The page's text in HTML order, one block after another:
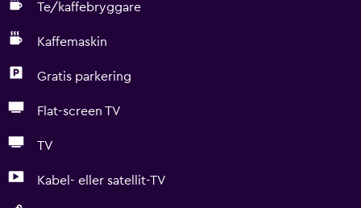
Te/kaffebryggare
Kaffemaskin
Gratis parkering
Flat-screen TV
TV
Kabel- eller satellit-TV